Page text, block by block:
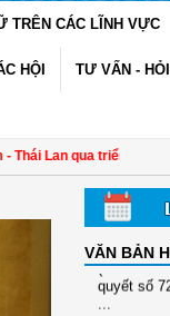
TRÊN CÁC LĨNH VỰC
HỘI TƯ VẤN -
Lan qua triển lãm "Đan
VĂN BẢN
(12/TB-
định số
Chương
...
(891/KH-
quyết số
...